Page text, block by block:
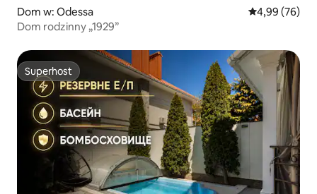
Dom w: Odessa Średnia
4,99 (76)
Dom rodzinny „1929”
Superhost
Superhost